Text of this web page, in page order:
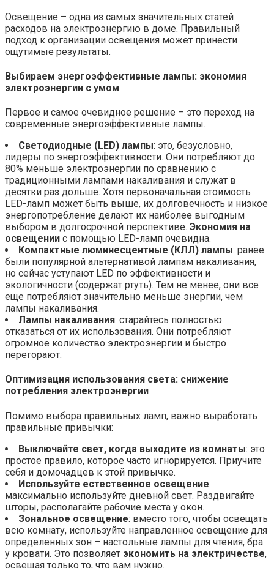
Освещение – одна из самых значительных статей
расходов на электроэнергию в доме. Правильный
подход к организации освещения может принести
ощутимые результаты.
Выбираем энергоэффективные лампы: экономия
электроэнергии с умом
Первое и самое очевидное решение – это переход на
современные энергоэффективные лампы.
Светодиодные (LED) лампы: это, безусловно,
лидеры по энергоэффективности. Они потребляют до
80% меньше электроэнергии по сравнению с
традиционными лампами накаливания и служат в
десятки раз дольше. Хотя первоначальная стоимость
LED-ламп может быть выше, их долговечность и низкое
энергопотребление делают их наиболее выгодным
выбором в долгосрочной перспективе. Экономия на
освещении с помощью LED-ламп очевидна.
Компактные люминесцентные (КЛЛ) лампы: ранее
были популярной альтернативой лампам накаливания,
но сейчас уступают LED по эффективности и
экологичности (содержат ртуть). Тем не менее, они все
еще потребляют значительно меньше энергии, чем
лампы накаливания.
Лампы накаливания: старайтесь полностью
отказаться от их использования. Они потребляют
огромное количество электроэнергии и быстро
перегорают.
Оптимизация использования света: снижение
потребления электроэнергии
Помимо выбора правильных ламп, важно выработать
правильные привычки:
Выключайте свет, когда выходите из комнаты: это
простое правило, которое часто игнорируется. Приучите
себя и домочадцев к этой привычке.
Используйте естественное освещение:
максимально используйте дневной свет. Раздвигайте
шторы, располагайте рабочие места у окон.
Зональное освещение: вместо того, чтобы освещать
всю комнату, используйте направленное освещение для
определенных зон – настольные лампы для чтения, бра
у кровати. Это позволяет экономить на электричестве,
освещая только то, что вам нужно.